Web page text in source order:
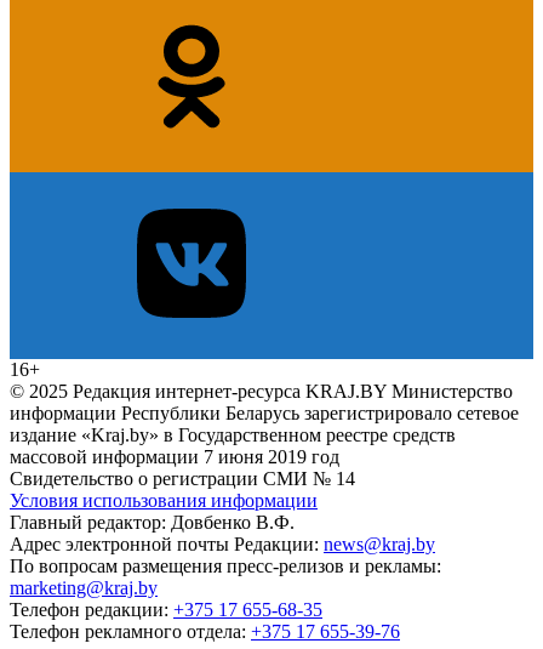
16+
© 2025 Редакция интернет-ресурса KRAJ.BY Министерство
информации Республики Беларусь зарегистрировало сетевое
издание «Kraj.by» в Государственном реестре средств
массовой информации 7 июня 2019 год
Свидетельство о регистрации СМИ № 14
Условия использования информации
Главный редактор: Довбенко В.Ф.
Адрес электронной почты Редакции: news@kraj.by
По вопросам размещения пресс-релизов и рекламы:
marketing@kraj.by
Телефон редакции: +375 17 655-68-35
Телефон рекламного отдела: +375 17 655-39-76